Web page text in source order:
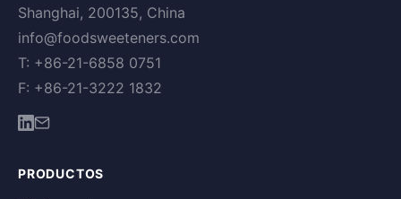
Shanghai, 200135, China
info@foodsweeteners.com
T: +86-21-6858 0751
F: +86-21-3222 1832
PRODUCTOS